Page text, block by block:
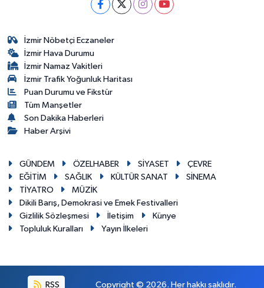
İzmir Nöbetçi Eczaneler
İzmir Hava Durumu
İzmir Namaz Vakitleri
İzmir Trafik Yoğunluk Haritası
Puan Durumu ve Fikstür
Tüm Manşetler
Son Dakika Haberleri
Haber Arşivi
GÜNDEM ÖZELHABER SİYASET
ÇEVRE
EĞİTİM
SAĞLIK KÜLTÜR SANAT
SİNEMA
TİYATRO
MÜZİK
Dikili Barış, Demokrasi ve Emek Festivalleri
Gizlilik Sözleşmesi
İletişim
Künye
Topluluk Kuralları
Yayın İlkeleri
RSS Copyright © 2026. Her hakkı saklıdır.